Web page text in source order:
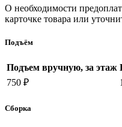
О необходимости
карточке товара или
Подъём
Подъем вручную, за этаж
750 ₽
Сборка